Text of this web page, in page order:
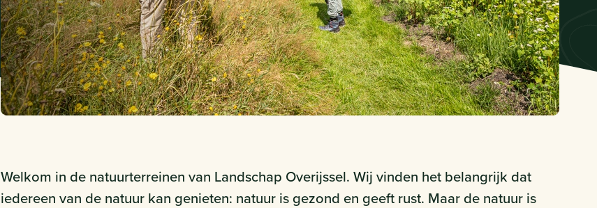
Welkom in de natuurterreinen van Landschap Overijssel. Wij vinden het belangrijk dat
iedereen van de natuur kan genieten: natuur is gezond en geeft rust. Maar de natuur is